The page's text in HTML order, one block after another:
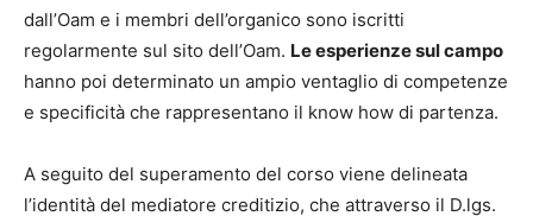
dall’Oam e i membri dell’organico sono iscritti
regolarmente sul sito dell’Oam. Le esperienze sul campo
hanno poi determinato un ampio ventaglio di competenze
e specificità che rappresentano il know how di partenza.
A seguito del superamento del corso viene delineata
l’identità del mediatore creditizio, che attraverso il D.lgs.